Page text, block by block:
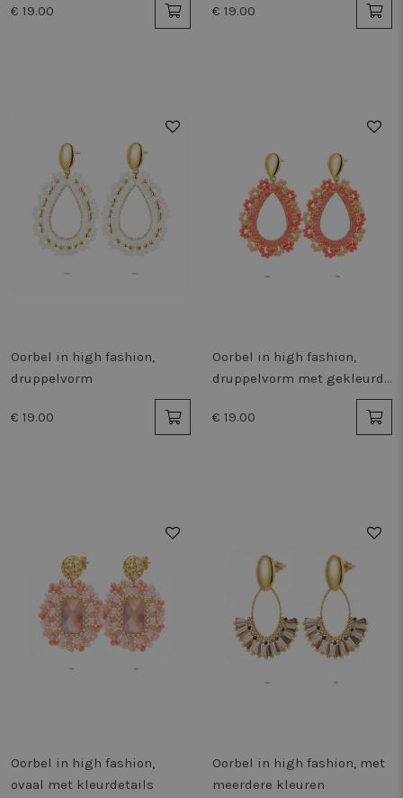
€ 19.00 € 19.00
Oorbel in high fashion,
druppelvorm
€ 19.00
Oorbel in high fashion,
druppelvorm met gekleurde
€ 19.00
Oorbel in high fashion,
ovaal met kleurdetails
Oorbel in high fashion, met
meerdere kleuren